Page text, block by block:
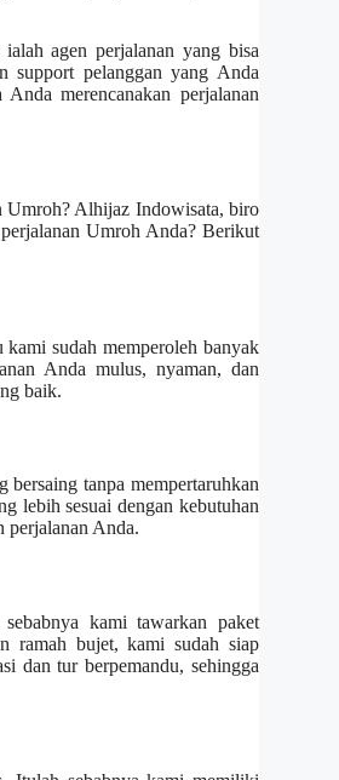
agen perjalanan yang bisa
support pelanggan yang Anda
merencanakan perjalanan
Umroh? Alhijaz Indowisata, biro
Umroh Anda? Berikut
sudah memperoleh banyak
Anda mulus, nyaman, dan
baik.
bersaing tanpa mempertaruhkan
lebih sesuai dengan kebutuhan
perjalanan Anda.
kami tawarkan paket
ramah bujet, kami sudah siap
dan tur berpemandu, sehingga